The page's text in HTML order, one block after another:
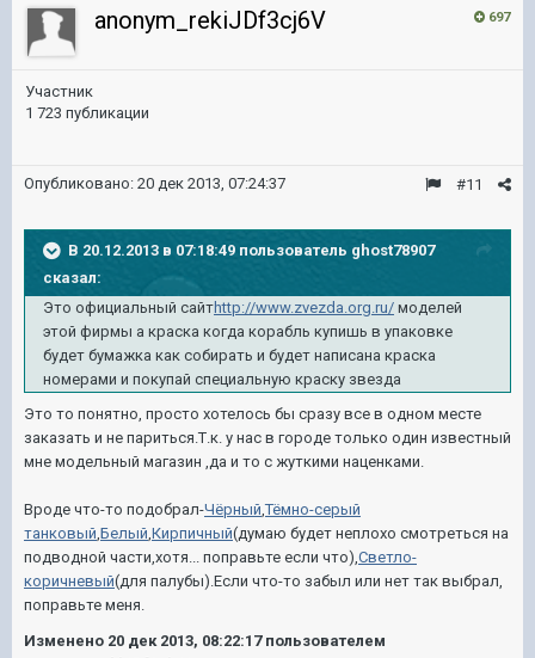
697
anonym_rekiJDf3cj6V
Участник
1 723 публикации
#11
Опубликовано: 20 дек 2013, 07:24:37
В 20.12.2013 в 07:18:49 пользователь ghost78907
сказал:
Это официальный сайтhttp://www.zvezda.org.ru/ моделей
этой фирмы а краска когда корабль купишь в упаковке
будет бумажка как собирать и будет написана краска
номерами и покупай специальную краску звезда
Это то понятно, просто хотелось бы сразу все в одном месте
заказать и не париться.Т.к. у нас в городе только один известный
мне модельный магазин ,да и то с жуткими наценками.
Вроде что-то подобрал-Чёрный,Тёмно-серый
танковый,Белый,Кирпичный(думаю будет неплохо смотреться на
подводной части,хотя... поправьте если что),Светло-
коричневый(для палубы).Если что-то забыл или нет так выбрал,
поправьте меня.
Изменено 20 дек 2013, 08:22:17пользователем